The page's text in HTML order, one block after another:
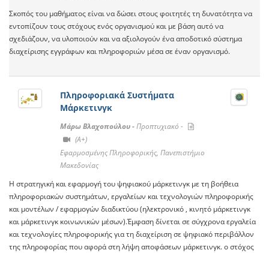
Σκοπός του μαθήματος είναι να δώσει στους φοιτητές τη δυνατότητα να
εντοπίζουν τους στόχους ενός οργανισμού και με βάση αυτό να
σχεδιάζουν, να υλοποιούν και να αξιολογούν ένα αποδοτικό σύστημα
διαχείρισης εγγράφων και πληροφοριών μέσα σε έναν οργανισμό.
Πληροφοριακά Συστήματα
Μάρκετινγκ
Μάρω Βλαχοπούλου -Προπτυχιακό -
(A+)
Εφαρμοσμένης Πληροφορικής, Πανεπιστήμιο
Μακεδονίας
Η στρατηγική και εφαρμογή του ψηφιακού μάρκετινγκ με τη βοήθεια
πληροφοριακών συστημάτων, εργαλείων και τεχνολογιών πληροφορικής
και μοντέλων / εφαρμογών διαδικτύου (ηλεκτρονικό , κινητό μάρκετινγκ
και μάρκετινγκ κοινωνικών μέσων).Έμφαση δίνεται σε σύγχρονα εργαλεία
και τεχνολογίες πληροφορικής για τη διαχείριση σε ψηφιακό περιβάλλον
της πληροφορίας που αφορά στη λήψη αποφάσεων μάρκετινγκ. ο στόχος